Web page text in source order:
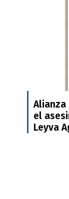
Alianza
el
Leyva